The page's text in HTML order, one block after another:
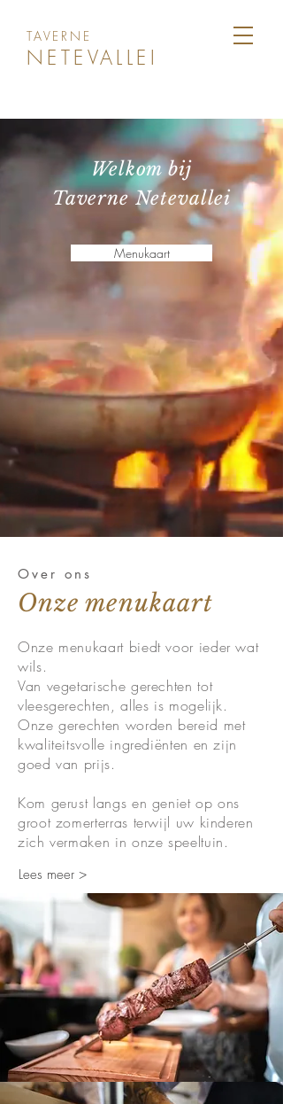
TAVERNE
NETEVALLEI
Welkom bij
Taverne Netevallei
Menukaart
Over ons
Onze menukaart
Onze menukaart biedt voor ieder wat
wils.
Van vegetarische gerechten tot
vleesgerechten, alles is mogelijk.
Onze gerechten worden bereid met
kwaliteitsvolle ingrediënten en zijn
goed van prijs.
Kom gerust langs en geniet op ons
groot zomerterras terwijl uw kinderen
zich vermaken in onze speeltuin.
Lees meer >